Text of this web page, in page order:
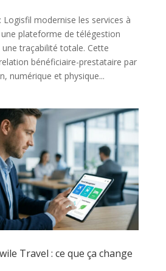
Logisfil modernise les services à
plateforme de télégestion
traçabilité totale. Cette
bénéficiaire-prestataire par
numérique et physique...
Travel : ce que ça change